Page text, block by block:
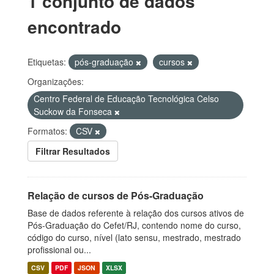
encontrado
Etiquetas: pós-graduação
cursos
Organizações:
Centro Federal de Educação Tecnológica Celso
Suckow da Fonseca
Formatos:
CSV
Filtrar Resultados
Relação de cursos de Pós-Graduação
Base de dados referente à relação dos cursos ativos de
Pós-Graduação do Cefet/RJ, contendo nome do curso,
código do curso, nível (lato sensu, mestrado, mestrado
profissional ou...
CSV PDF JSON XLSX